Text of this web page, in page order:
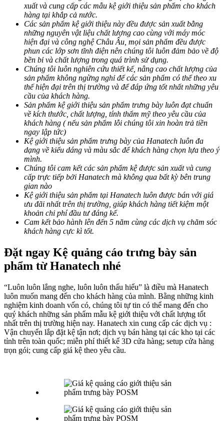
xuất và cung cấp các mẫu kệ giới thiệu sản phẩm cho khách
hàng tại khắp cả nước.
Các sản phẩm kệ giới thiệu này đều được sản xuất bằng
những nguyên vật liệu chất lượng cao cùng với máy móc
hiện đại và công nghệ Châu Âu, mọi sản phẩm đều được
phun các lớp sơn tĩnh điện nên chúng tôi luôn đảm bảo về độ
bền bỉ và chất lượng trong quá trình sử dụng.
Chúng tôi luôn nghiên cứu thiết kế, nâng cao chất lượng của
sản phẩm không ngừng nghỉ để các sản phẩm có thể theo xu
thế hiện đại trên thị trường và để đáp ứng tốt nhất những yêu
cầu của khách hàng.
Sản phẩm kệ giới thiệu sản phẩm trưng bày luôn đạt chuẩn
về kích thước, chất lượng, tính thẩm mỹ theo yêu cầu của
khách hàng ( nếu sản phẩm lỗi chúng tôi xin hoàn trả tiền
ngay lập tức)
Kệ giới thiệu sản phẩm trưng bày của Hanatech luôn đa
dạng về kiểu dáng và màu sắc để khách hàng chọn lựa theo ý
mình.
Chúng tôi cam kết các sản phẩm kệ được sản xuất và cung
cấp trực tiếp bởi Hanatech mà không qua bất kỳ bên trung
gian nào
Kệ giới thiệu sản phẩm tại Hanatech luôn được bán với giá
ưu đãi nhất trên thị trường, giúp khách hàng tiết kiệm một
khoản chi phí đầu tư đáng kể.
Cam kết bảo hành lên đến 5 năm cùng các dịch vụ chăm sóc
khách hàng cực kì tốt.
Đặt ngay Kệ quảng cáo trưng bày sản
phẩm từ Hanatech nhé
“Luôn luôn lắng nghe, luôn luôn thấu hiểu” là điều mà Hanatech
luôn muốn mang đến cho khách hàng của mình. Bằng những kinh
nghiệm kinh doanh vốn có, chúng tôi tự tin có thể mang đến cho
quý khách những sản phẩm mẫu kệ giới thiệu với chất lượng tốt
nhất trên thị trường hiện nay. Hanatech xin cung cấp các dịch vụ :
Vận chuyển lắp đặt kệ tận nơi; dịch vụ bán hàng tại các kho tại các
tỉnh trên toàn quốc; miễn phí thiết kế 3D cửa hàng; setup cửa hàng
trọn gói; cung cấp giá kệ theo yêu cầu.